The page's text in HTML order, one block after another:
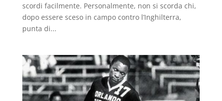
scordi facilmente. Personalmente, non si scorda chi,
dopo essere sceso in campo contro l’Inghilterra,
punta di...